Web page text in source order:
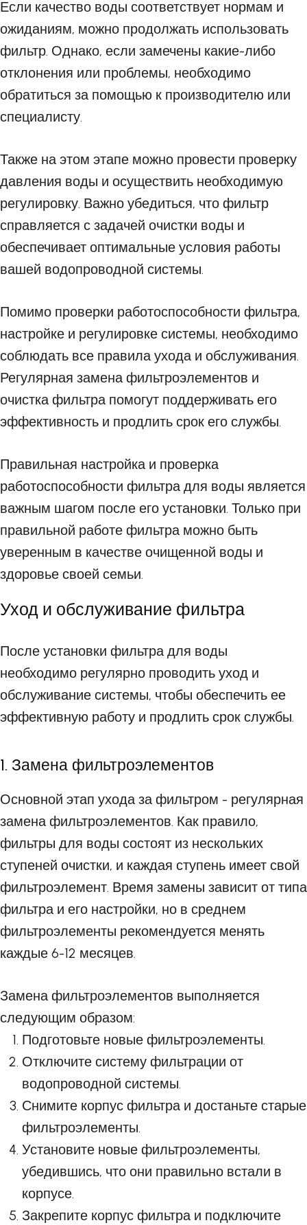
Если качество воды соответствует нормам и
ожиданиям, можно продолжать использовать
фильтр. Однако, если замечены какие-либо
отклонения или проблемы, необходимо
обратиться за помощью к производителю или
специалисту.
Также на этом этапе можно провести проверку
давления воды и осуществить необходимую
регулировку. Важно убедиться, что фильтр
справляется с задачей очистки воды и
обеспечивает оптимальные условия работы
вашей водопроводной системы.
Помимо проверки работоспособности фильтра,
настройке и регулировке системы, необходимо
соблюдать все правила ухода и обслуживания.
Регулярная замена фильтроэлементов и
очистка фильтра помогут поддерживать его
эффективность и продлить срок его службы.
Правильная настройка и проверка
работоспособности фильтра для воды является
важным шагом после его установки. Только при
правильной работе фильтра можно быть
уверенным в качестве очищенной воды и
здоровье своей семьи.
Уход и обслуживание фильтра
После установки фильтра для воды
необходимо регулярно проводить уход и
обслуживание системы, чтобы обеспечить ее
эффективную работу и продлить срок службы.
1. Замена фильтроэлементов
Основной этап ухода за фильтром - регулярная
замена фильтроэлементов. Как правило,
фильтры для воды состоят из нескольких
ступеней очистки, и каждая ступень имеет свой
фильтроэлемент. Время замены зависит от типа
фильтра и его настройки, но в среднем
фильтроэлементы рекомендуется менять
каждые 6-12 месяцев.
Замена фильтроэлементов выполняется
следующим образом:
Подготовьте новые фильтроэлементы.
Отключите систему фильтрации от
водопроводной системы.
Снимите корпус фильтра и достаньте старые
фильтроэлементы.
Установите новые фильтроэлементы,
убедившись, что они правильно встали в
корпусе.
Закрепите корпус фильтра и подключите